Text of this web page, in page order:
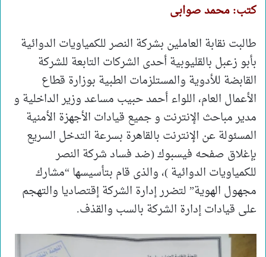
كتب: محمد صوابى
طالبت نقابة العاملين بشركة النصر للكمياويات الدوائية
بأبو زعبل بالقليوبية أحدى الشركات التابعة للشركة
القابضة للأدوية والمستلزمات الطبية بوزارة قطاع
الأعمال العام، اللواء أحمد حبيب مساعد وزير الداخلية و
مدير مباحث الإنترنت و جميع قيادات الأجهزة الأمنية
المسئولة عن الإنترنت بالقاهرة بسرعة التدخل السريع
بإغلاق صفحه فيسبوك (ضد فساد شركة النصر
للكمياويات الدوائية )، والذى قام بتأسيسها “مشارك
مجهول الهوية” لتضرر إدارة الشركة إقتصاديا والتهجم
على قيادات إدارة الشركة بالسب والقذف.